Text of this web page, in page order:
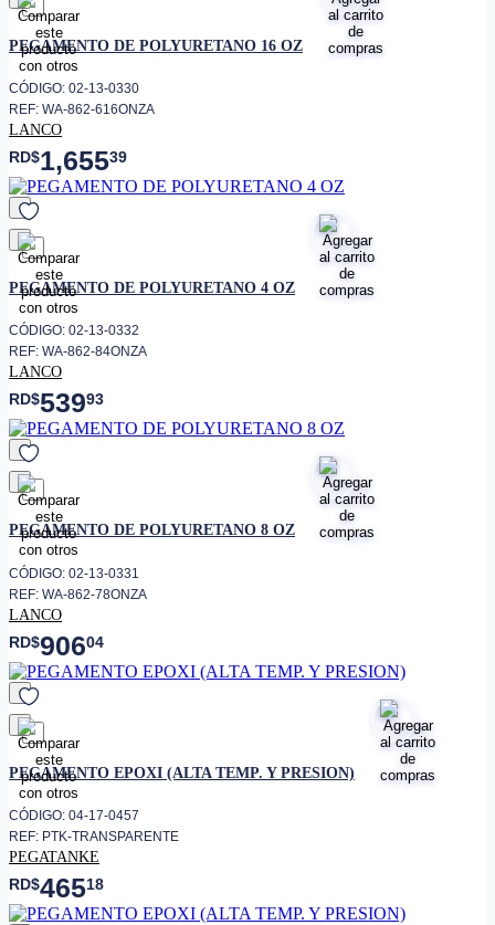
pororsas y no porosas
• Puertas de Madera
• Gabinetes
• Cuero
• Corcho
laminados a cualquier
superficie de madera. Además,
es una excelente pega multi-
usos.
favorito
PEGAMENTO DE POLYURETANO 16 OZ
CÓDIGO: 02-13-0330
REF: WA-862-616ONZA
LANCO
RD$1,65539
favorito
PEGAMENTO DE POLYURETANO 4 OZ
CÓDIGO: 02-13-0332
REF: WA-862-84ONZA
LANCO
RD$53993
favorito
PEGAMENTO DE POLYURETANO 8 OZ
CÓDIGO: 02-13-0331
REF: WA-862-78ONZA
LANCO
RD$90604
favorito
PEGAMENTO EPOXI (ALTA TEMP. Y PRESION)
CÓDIGO: 04-17-0457
REF: PTK-TRANSPARENTE
PEGATANKE
RD$46518